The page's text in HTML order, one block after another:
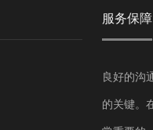
服务保障
良好的沟
的关键。